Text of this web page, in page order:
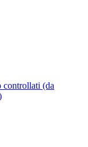
(da